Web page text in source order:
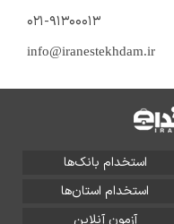
۰۲۱-۹۱۳۰۰۰۱۳
info@iranestekhdam.ir
استخدام بانک‌ها
استخدام استان‌ها
آزمون آنلاین